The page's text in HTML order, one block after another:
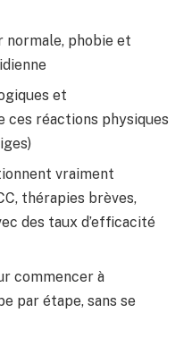
phobie et
et
ces réactions physiques
vraiment
thérapies brèves,
des taux d’efficacité
commencer à
par étape, sans se